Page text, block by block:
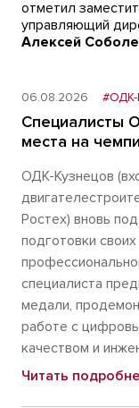
отметил
управляющий
Алексей
06.08.2026 #ОДК-
Специалисты
места на
ОДК-Кузнецов
Ростех) вновь
подготовки
специалиста
медали,
работе с
качеством и
Читать